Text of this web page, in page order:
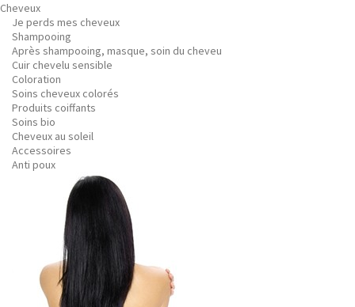
Cheveux
Je perds mes cheveux
Shampooing
Après shampooing, masque, soin du cheveu
Cuir chevelu sensible
Coloration
Soins cheveux colorés
Produits coiffants
Soins bio
Cheveux au soleil
Accessoires
Anti poux